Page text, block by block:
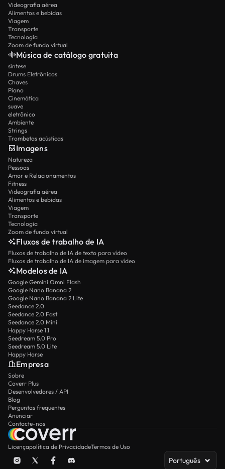
Videografia aérea
Alimentos e bebidas
Viagem
Transporte
Tecnologia
Zoom de fundo virtual
Música de catálogo gratuita
síntese
Drums Eletrônicos
Chaves
Piano
Cinemática
suave
eletrônico
Ambiente
Strings
Trombetas acústicas
Imagens
Natureza
Pessoas
Amor e Relacionamentos
Fitness
Videografia aérea
Alimentos e bebidas
Viagem
Transporte
Tecnologia
Zoom de fundo virtual
Fluxos de trabalho de IA
Fluxos de trabalho de IA de texto para vídeo
Fluxos de trabalho de IA de imagem para vídeo
Modelos de IA
Google Gemini Omni Flash
Google Nano Banana 2
Google Nano Banana 2 Lite
Seedance 2.0
Seedance 2.0 Fast
Seedance 2.0 Mini
Happy Horse 1.1
Seedream 5.0 Pro
Seedream 5.0 Lite
Happy Horse
Empresa
Sobre
Coverr Plus
Desenvolvedores / API
Blog
Perguntas frequentes
Anunciar
Contacte-nos
Licençapolítica de PrivacidadeTermos de Uso
Português